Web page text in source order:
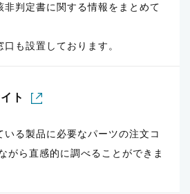
非判定書に関する情報をまとめて
も設置しております。
ト
いる製品に必要なパーツの注文コ
がら直感的に調べることができま